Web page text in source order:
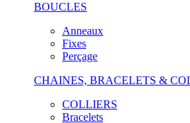
BOUCLES
Anneaux
Fixes
Perçage
CHAINES, BRACELETS &
COLLIERS
Bracelets